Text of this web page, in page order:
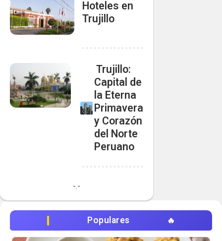
Hoteles en
Trujillo
️ Trujillo:
Capital de
la Eterna
Primavera
y Corazón
del Norte
Peruano
-.-
Populares